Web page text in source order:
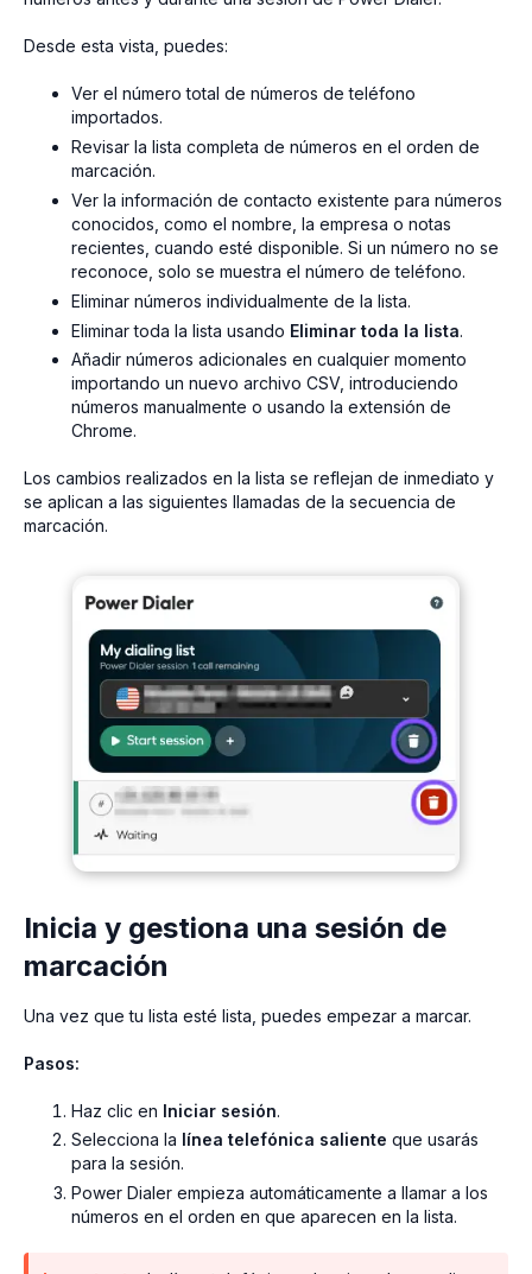
Desde esta vista, puedes:
Ver el número total de números de teléfono
importados.
Revisar la lista completa de números en el orden de
marcación.
Ver la información de contacto existente para números
conocidos, como el nombre, la empresa o notas
recientes, cuando esté disponible. Si un número no se
reconoce, solo se muestra el número de teléfono.
Eliminar números individualmente de la lista.
Eliminar toda la lista usando Eliminar toda la lista.
Añadir números adicionales en cualquier momento
importando un nuevo archivo CSV, introduciendo
números manualmente o usando la extensión de
Chrome.
Los cambios realizados en la lista se reflejan de inmediato y
se aplican a las siguientes llamadas de la secuencia de
marcación.
Inicia y gestiona una sesión de
marcación
Una vez que tu lista esté lista, puedes empezar a marcar.
Pasos:
Haz clic en Iniciar sesión.
Selecciona la línea telefónica saliente que usarás
para la sesión.
Power Dialer empieza automáticamente a llamar a los
números en el orden en que aparecen en la lista.